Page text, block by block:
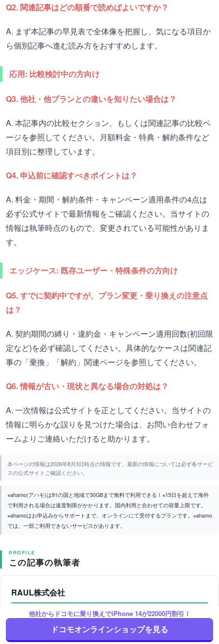
Q2. 関連記事はどの順番で読めばよいですか？
A. まず本記事の早見表で全体像を把握し、気になる項目か
ら個別記事へ進む読み方をおすすめします。
応用: 比較検討中の方向け
Q3. 他社・他プランとの違いを知りたい場合は？
A. 本記事内の比較セクション、もしくは関連記事の比較ペ
ージを参照してください。月額料金・特典・解約条件など
項目別に整理しています。
Q4. 申込前に確認すべきポイントは？
A. 料金・期間・解約条件・キャンペーン適用条件の4点は
必ず公式サイトで最新情報をご確認ください。当サイトの
情報は執筆時点のもので、変更されている可能性がありま
す。
エッジケース: 既存ユーザー・特殊条件の方向け
Q5. すでに契約中ですが、プラン変更・乗り換えの注意点
は？
A. 契約期間の縛り・違約金・キャンペーン適用回数(初回限
定など)を必ず確認してください。具体的なケースは関連記
事の「乗換」「解約」関連ページを参照してください。
Q6. 情報が古い・現状と異なる場合の対処は？
A. 一次情報は公式サイトを正としてください。当サイトの
情報に明らかな誤りを見つけた場合は、お問い合わせフォ
ームよりご連絡いただけると助かります。
本ページの情報は2026年8月3日時点の情報です。最新の情報については必ず各サービ
スの公式サイトご確認ください。
※ahamo(アハモ)は91の国と地域で30GBまで無料で利用できる！※15日を超えて海外
で利用される場合は速度制限がかかります。国内利用と合わせての容量上限です。
※ahamoはお申込みからサポートまで、オンラインにて受付するプランです。※ahamo
では、一部ご利用できないサービスがあります。
PROFILE
この記事の執筆者
RAUL株式会社
RAUL株式会社は、インターネット、通信、エネルギー関連サービス
に特化した比較情報サイトを運営しております。 主なサイトでは、
光コラボ、電力系光回線、ホームルーター、格安スマホ・SIM、
他社からドコモに乗り換えでiPhone 14が22000円割引！
ドコモオンラインショップを見る